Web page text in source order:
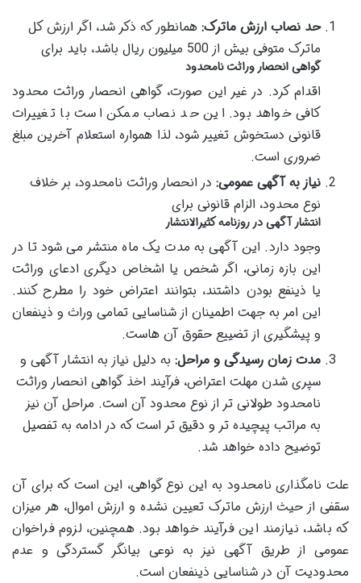
حد نصاب ارزش ماترک: همانطور که ذکر شد، اگر ارزش کل
ماترک متوفی بیش از 500 میلیون ریال باشد، باید برای
گواهی انحصار وراثت نامحدود
اقدام کرد. در غیر این صورت، گواهی انحصار وراثت محدود
کافی خواهد بود. این حد نصاب ممکن است با تغییرات
قانونی دستخوش تغییر شود، لذا همواره استعلام آخرین مبلغ
ضروری است.
نیاز به آگهی عمومی: در انحصار وراثت نامحدود، بر خلاف
نوع محدود، الزام قانونی برای
انتشار آگهی در روزنامه کثیرالانتشار
وجود دارد. این آگهی به مدت یک ماه منتشر می شود تا در
این بازه زمانی، اگر شخص یا اشخاص دیگری ادعای وراثت
یا ذینفع بودن داشتند، بتوانند اعتراض خود را مطرح کنند.
این امر به جهت اطمینان از شناسایی تمامی وراث و ذینفعان
و پیشگیری از تضییع حقوق آن هاست.
مدت زمان رسیدگی و مراحل: به دلیل نیاز به انتشار آگهی و
سپری شدن مهلت اعتراض، فرآیند اخذ گواهی انحصار وراثت
نامحدود طولانی تر از نوع محدود آن است. مراحل آن نیز
به مراتب پیچیده تر و دقیق تر است که در ادامه به تفصیل
توضیح داده خواهد شد.
علت نامگذاری نامحدود به این نوع گواهی، این است که برای آن
سقفی از حیث ارزش ماترک تعیین نشده و ارزش اموال، هر میزان
که باشد، نیازمند این فرآیند خواهد بود. همچنین، لزوم فراخوان
عمومی از طریق آگهی نیز به نوعی بیانگر گستردگی و عدم
محدودیت آن در شناسایی ذینفعان است.